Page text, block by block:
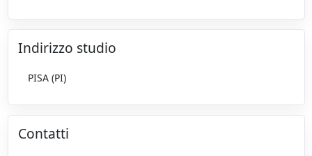
Indirizzo studio
PISA (PI)
Contatti